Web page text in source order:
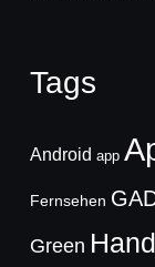
Tags
Android app
Fernsehen
Green